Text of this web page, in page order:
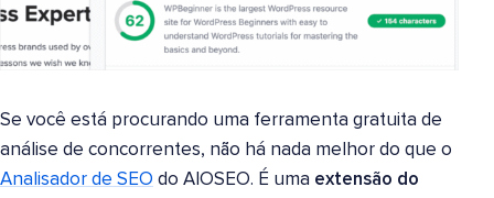
Se você está procurando uma ferramenta gratuita de
análise de concorrentes, não há nada melhor do que o
Analisador de SEO do AIOSEO. É uma extensão do